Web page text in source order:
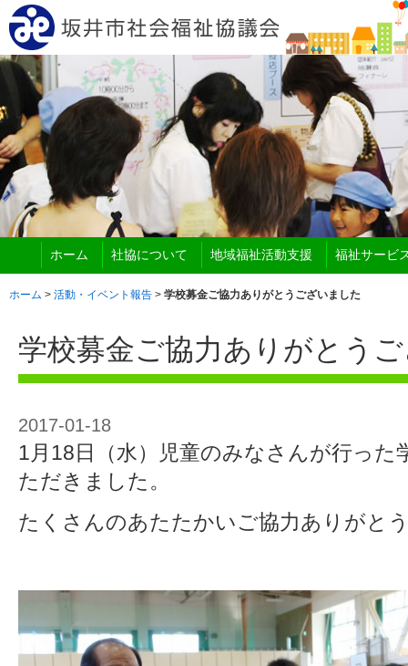
ホーム 社協について 地域福祉活動支援 福祉サービ
ホーム > 活動・イベント報告 > 学校募金ご協力ありがとうございました
学校募金ご協力ありがとう
2017-01-18
1月18日（水）児童のみなさんが行った
ただきました。
たくさんのあたたかいご協力ありがと